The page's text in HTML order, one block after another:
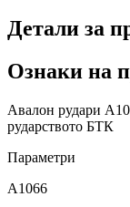
Детали за
Ознаки на
Авалон рудари
рударството БТК
Параметри
A1066